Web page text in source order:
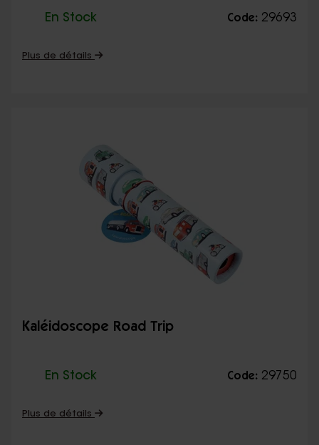
En Stock Code: 29693
Plus de détails
Kaléidoscope Road Trip
En Stock Code: 29750
Plus de détails